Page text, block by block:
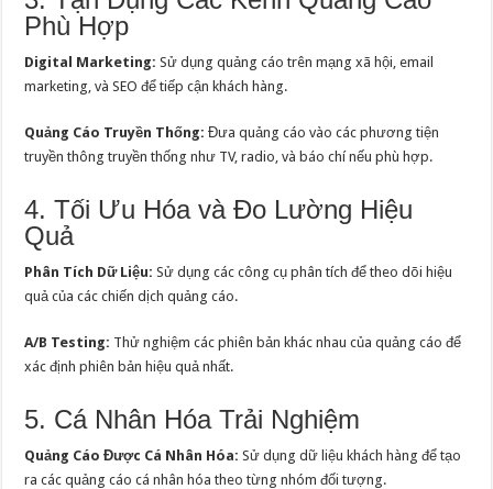
Phù Hợp
Digital Marketing: Sử dụng quảng cáo trên mạng xã hội, email
marketing, và SEO để tiếp cận khách hàng.
Quảng Cáo Truyền Thống: Đưa quảng cáo vào các phương tiện
truyền thông truyền thống như TV, radio, và báo chí nếu phù hợp.
4. Tối Ưu Hóa và Đo Lường Hiệu
Quả
Phân Tích Dữ Liệu: Sử dụng các công cụ phân tích để theo dõi hiệu
quả của các chiến dịch quảng cáo.
A/B Testing: Thử nghiệm các phiên bản khác nhau của quảng cáo để
xác định phiên bản hiệu quả nhất.
5. Cá Nhân Hóa Trải Nghiệm
Quảng Cáo Được Cá Nhân Hóa: Sử dụng dữ liệu khách hàng để tạo
ra các quảng cáo cá nhân hóa theo từng nhóm đối tượng.